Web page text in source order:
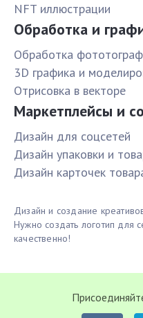
NFT иллюстрации
Обработка и
Обработка
3D графика и
Отрисовка в векторе
Маркетплейсы и
Дизайн для соцсетей
Дизайн упаковки и
Дизайн карточек
Дизайн и создание
Нужно создать логотип для
качественно!